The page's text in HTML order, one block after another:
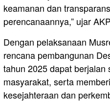
keamanan dan
perencanaannya,” ujar
Dengan pelaksanaan
rencana pembangunan
tahun 2025 dapat berjalan
masyarakat, serta
kesejahteraan dan